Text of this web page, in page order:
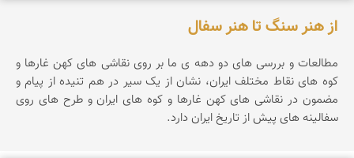
از هنر سنگ تا هنر سفال
مطالعات و بررسی های دو دهه ی ما بر روی نقاشی های کهن غارها و
کوه های نقاط مختلف ایران، نشان از یک سیر در هم تنیده از پیام و
مضمون در نقاشی های کهن غارها و کوه های ایران و طرح های روی
سفالینه های پیش از تاریخ ایران دارد.